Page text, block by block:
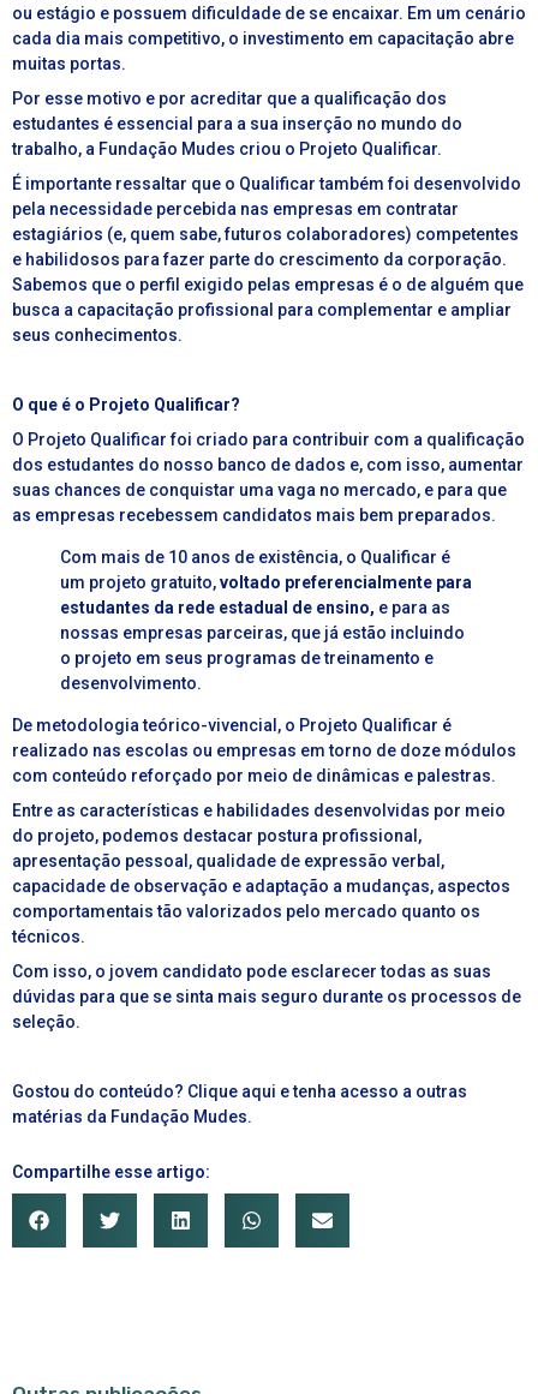
ou estágio e possuem dificuldade de se encaixar. Em um cenário
cada dia mais competitivo, o investimento em capacitação abre
muitas portas.
Por esse motivo e por acreditar que a qualificação dos
estudantes é essencial para a sua inserção no mundo do
trabalho, a Fundação Mudes criou o Projeto Qualificar.
É importante ressaltar que o Qualificar também foi desenvolvido
pela necessidade percebida nas empresas em contratar
estagiários (e, quem sabe, futuros colaboradores) competentes
e habilidosos para fazer parte do crescimento da corporação.
Sabemos que o perfil exigido pelas empresas é o de alguém que
busca a capacitação profissional para complementar e ampliar
seus conhecimentos.
O que é o Projeto Qualificar?
O Projeto Qualificar foi criado para contribuir com a qualificação
dos estudantes do nosso banco de dados e, com isso, aumentar
suas chances de conquistar uma vaga no mercado, e para que
as empresas recebessem candidatos mais bem preparados.
Com mais de 10 anos de existência, o Qualificar é
um projeto gratuito,voltado preferencialmente para
estudantes da rede estadual de ensino, e para as
nossas empresas parceiras, que já estão incluindo
o projeto em seus programas de treinamento e
desenvolvimento.
De metodologia teórico-vivencial, o Projeto Qualificar é
realizado nas escolas ou empresas em torno de doze módulos
com conteúdo reforçado por meio de dinâmicas e palestras.
Entre as características e habilidades desenvolvidas por meio
do projeto, podemos destacar postura profissional,
apresentação pessoal, qualidade de expressão verbal,
capacidade de observação e adaptação a mudanças, aspectos
comportamentais tão valorizados pelo mercado quanto os
técnicos.
Com isso, o jovem candidato pode esclarecer todas as suas
dúvidas para que se sinta mais seguro durante os processos de
seleção.
Gostou do conteúdo? Clique aqui e tenha acesso a outras
matérias da Fundação Mudes.
Compartilhe esse artigo: